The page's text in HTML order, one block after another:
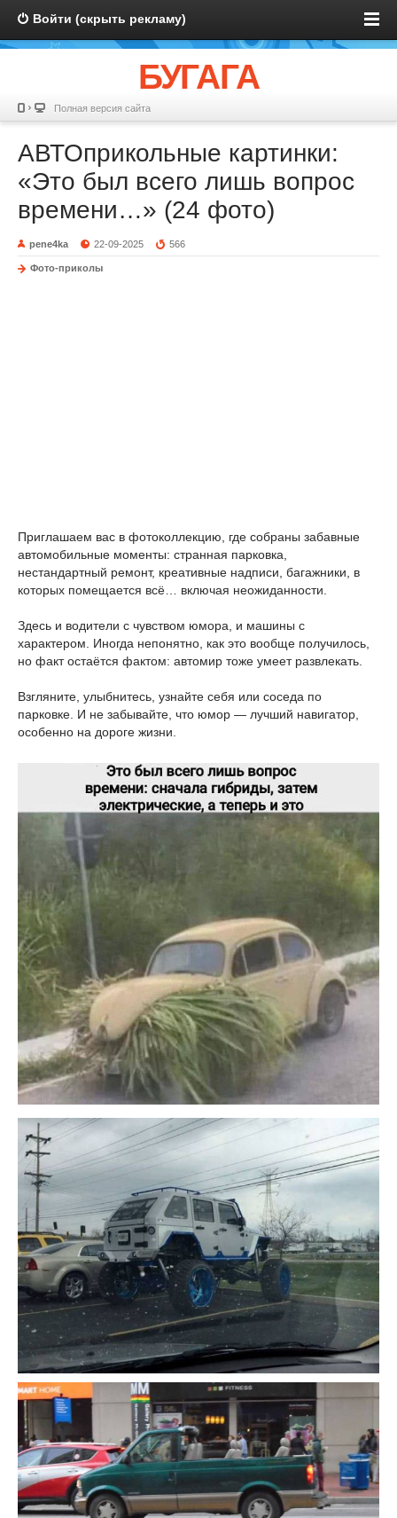
Войти (скрыть рекламу)
БУГАГА
Полная версия сайта
АВТОприкольные картинки:
«Это был всего лишь вопрос
времени…» (24 фото)
pene4ka 22-09-2025 566
Фото-приколы
Приглашаем вас в фотоколлекцию, где собраны забавные
автомобильные моменты: странная парковка,
нестандартный ремонт, креативные надписи, багажники, в
которых помещается всё… включая неожиданности.
Здесь и водители с чувством юмора, и машины с
характером. Иногда непонятно, как это вообще получилось,
но факт остаётся фактом: автомир тоже умеет развлекать.
Взгляните, улыбнитесь, узнайте себя или соседа по
парковке. И не забывайте, что юмор — лучший навигатор,
особенно на дороге жизни.